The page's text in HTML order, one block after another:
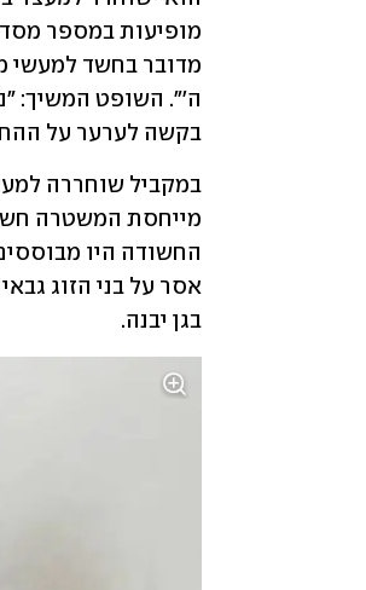
בקשה לערער על
במקביל שוחררה
בגן יבנה.